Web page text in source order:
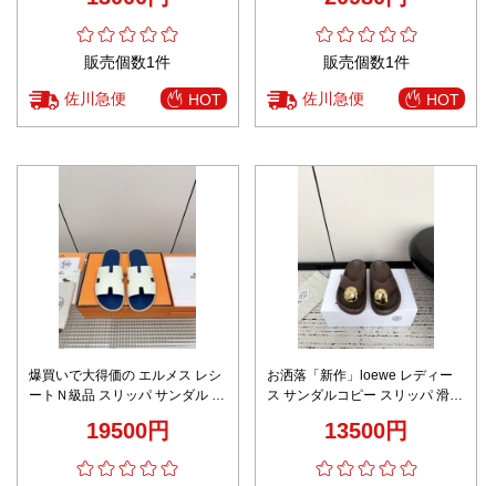
販売個数1件
佐川急便 HOT
販売個数1件
佐川急便 HOT
爆買いで大得価の エルメス レシ
ートＮ級品 スリッパ サンダル 牛
19500円
お洒落「新作」loewe レディー
ス サンダルコピー スリッパ 滑ら
ビーチ ゴム ブラウン
13500円